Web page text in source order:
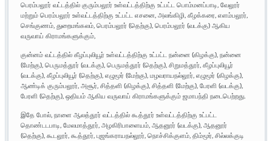
பெரம்பலூர் வட்டத்தில் குரும்பலூர் உள்வட்டத்திற்கு உட்பட்ட பொம்மனப்பாடி, வேலூர்
மற்றும் பெரம்பலூர் உள்வட்டத்திற்கு உட்பட்ட எசனை, அலங்கிழி, கீழக்கரை, எளம்பலூர்,
செங்குணம், துறைமங்கலம், பெரம்பலூர் (தெற்கு), பெரம்பலூர் (வடக்கு) ஆகிய
வருவாய் கிராமங்களுக்கும்,
குன்னம் வட்டத்தில் கீழப்புலியூர் உள்வட்டத்திற்கு உட்பட்ட நன்னை (கிழக்கு), நன்னை
(மேற்கு), பெருமத்தூர் (வடக்கு), பெருமத்தூர் (தெற்கு), சிறுமத்தூர், கீழப்புலியூர்
(வடக்கு), கீழப்புலியூர் (தெற்கு), எழுமூர் (மேற்கு), மழவராயநல்லூர், எழுமூர் (கிழக்கு),
ஆண்டிக் குரும்பலூர், அசூர், சித்தளி (கிழக்கு), சித்தளி (மேற்கு), பேரளி (வடக்கு),
பேரளி (தெற்கு), ஒதியம் ஆகிய வருவாய் கிராமங்களுக்கும் ஜமாபந்தி நடைபெற்றது.
இதே போல், நாளை ஆலத்தூர் வட்டத்தில் கூத்தூர் உள்வட்டத்திற்கு உட்பட்ட
தொண்டடபாடி, மேலமாத்தூர், அழகிரிபாளையம், ஆதனூர் (வடக்கு), ஆதனூர்
(தெற்கு), கூடலூர், கூத்தூர், புஜங்கராயநல்லூர், நொச்சிக்குளம், திம்மூர், சில்லக்குடி